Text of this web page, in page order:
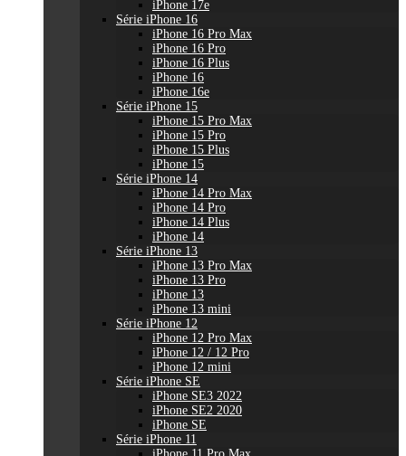
iPhone 17e
Série iPhone 16
iPhone 16 Pro Max
iPhone 16 Pro
iPhone 16 Plus
iPhone 16
iPhone 16e
Série iPhone 15
iPhone 15 Pro Max
iPhone 15 Pro
iPhone 15 Plus
iPhone 15
Série iPhone 14
iPhone 14 Pro Max
iPhone 14 Pro
iPhone 14 Plus
iPhone 14
Série iPhone 13
iPhone 13 Pro Max
iPhone 13 Pro
iPhone 13
iPhone 13 mini
Série iPhone 12
iPhone 12 Pro Max
iPhone 12 / 12 Pro
iPhone 12 mini
Série iPhone SE
iPhone SE3 2022
iPhone SE2 2020
iPhone SE
Série iPhone 11